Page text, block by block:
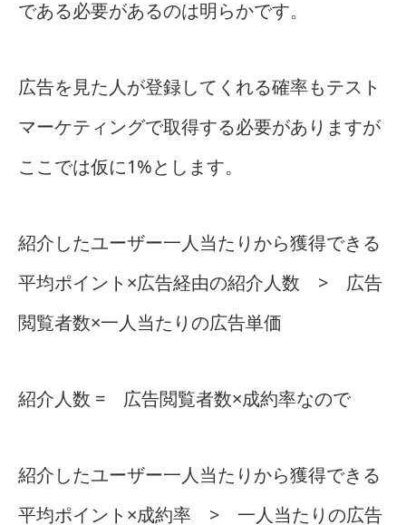
である必要があるのは明らかです。
広告を見た人が登録してくれる確率もテスト
マーケティングで取得する必要がありますが
ここでは仮に1%とします。
紹介したユーザー一人当たりから獲得できる
平均ポイント×広告経由の紹介人数 > 広告
閲覧者数×一人当たりの広告単価
紹介人数 = 広告閲覧者数×成約率なので
紹介したユーザー一人当たりから獲得できる
平均ポイント×成約率 > 一人当たりの広告